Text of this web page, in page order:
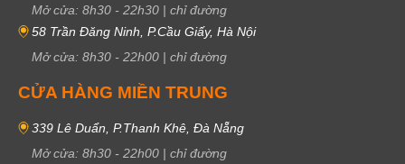
Mở cửa: 8h30 - 22h30 | chỉ đường
58 Trần Đăng Ninh, P.Cầu Giấy, Hà Nội
Mở cửa: 8h30 - 22h00 | chỉ đường
CỬA HÀNG MIỀN TRUNG
339 Lê Duẩn, P.Thanh Khê, Đà Nẵng
Mở cửa: 8h30 - 22h00 | chỉ đường